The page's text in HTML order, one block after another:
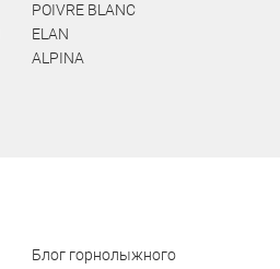
POIVRE BLANC
ELAN
ALPINA
Блог горнолыжного